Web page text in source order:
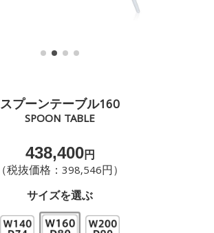
スプーンテーブル160
SPOON TABLE
438,400円
（税抜価格：398,546円）
サイズを選ぶ